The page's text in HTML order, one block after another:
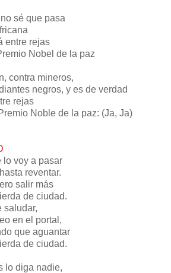
sé que pasa
entre rejas
Nobel de la paz
contra mineros,
negros, y es de verdad
rejas
Noble de la paz: (Ja, Ja)
lo voy a pasar
reventar.
salir más
de ciudad.
saludar,
en el portal,
que aguantar
de ciudad.
lo diga nadie,